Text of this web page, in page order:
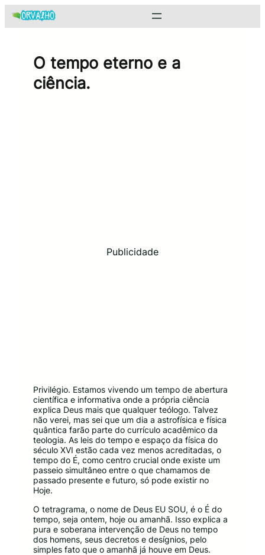
Pular
para
O tempo eterno e a
ciência.
Publicidade
Privilégio. Estamos vivendo um tempo de abertura
científica e informativa onde a própria ciência
explica Deus mais que qualquer teólogo. Talvez
não verei, mas sei que um dia a astrofísica e física
quântica farão parte do currículo acadêmico da
teologia. As leis do tempo e espaço da física do
século XVI estão cada vez menos acreditadas, o
tempo do É, como centro crucial onde existe um
passeio simultâneo entre o que chamamos de
passado presente e futuro, só pode existir no
Hoje.
O tetragrama, o nome de Deus EU SOU, é o É do
tempo, seja ontem, hoje ou amanhã. Isso explica a
pura e soberana intervenção de Deus no tempo
dos homens, seus decretos e desígnios, pelo
simples fato que o amanhã já houve em Deus.